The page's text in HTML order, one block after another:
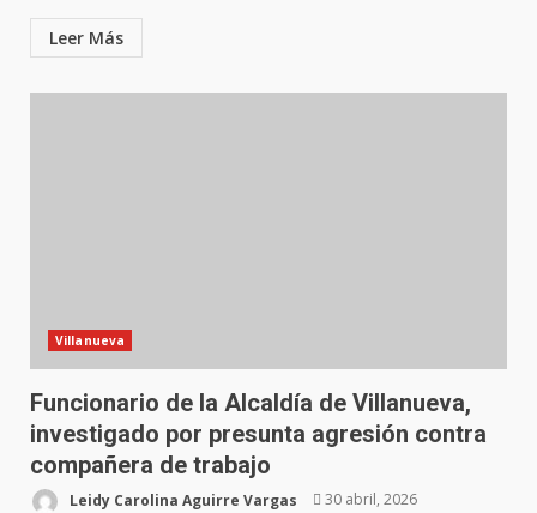
Leer Más
Villanueva
Funcionario de la Alcaldía de Villanueva,
investigado por presunta agresión contra
compañera de trabajo
Leidy Carolina Aguirre Vargas 30 abril, 2026